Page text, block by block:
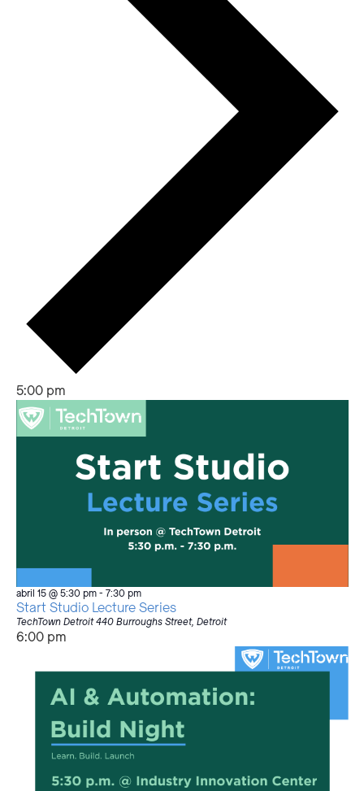
5:00 pm
abril 15 @ 5:30 pm- 7:30 pm
Start Studio Lecture Series
TechTown Detroit 440 Burroughs Street, Detroit
6:00 pm